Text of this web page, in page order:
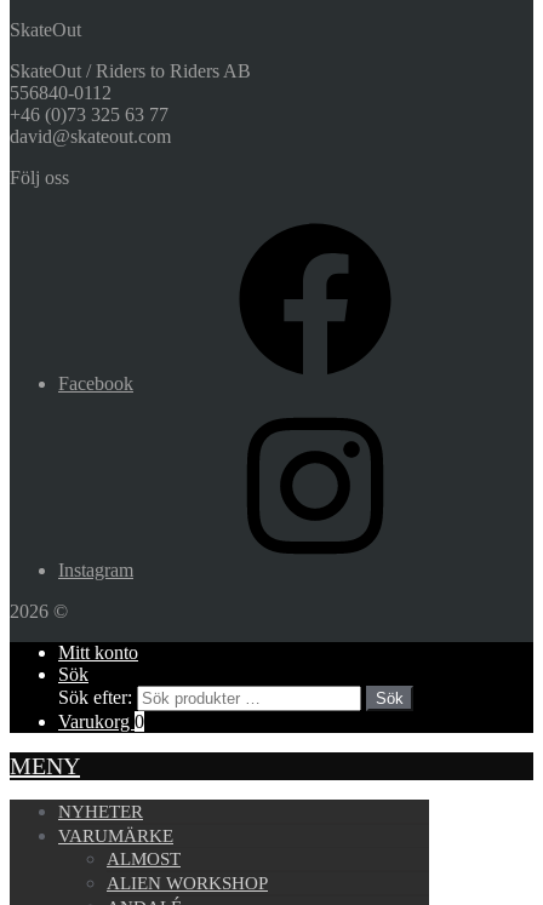
SkateOut
SkateOut / Riders to Riders AB
556840-0112
+46 (0)73 325 63 77
david@skateout.com
Följ oss
Facebook
Instagram
2026 ©
Mitt konto
Sök
Sök efter:
Sök
Varukorg 0
MENY
NYHETER
VARUMÄRKE
ALMOST
ALIEN WORKSHOP